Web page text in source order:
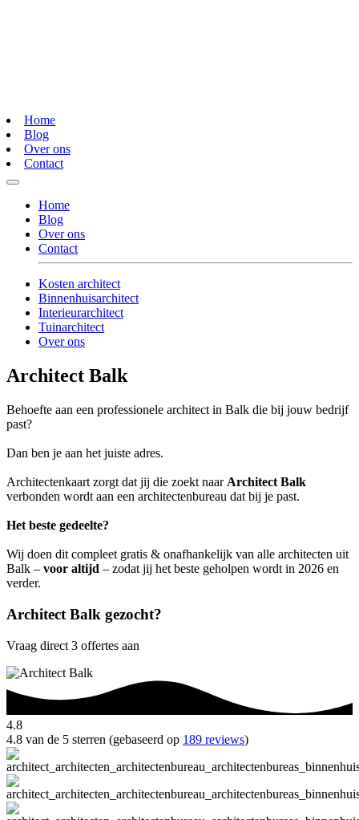
Home
Blog
Over ons
Contact
Home
Blog
Over ons
Contact
Kosten architect
Binnenhuisarchitect
Interieurarchitect
Tuinarchitect
Over ons
Architect Balk
Behoefte aan een professionele architect in Balk die bij jouw bedrijf
past?
Dan ben je aan het juiste adres.
Architectenkaart zorgt dat jij die zoekt naar Architect Balk
verbonden wordt aan een architectenbureau dat bij je past.
Het beste gedeelte?
Wij doen dit compleet gratis & onafhankelijk van alle architecten uit
Balk – voor altijd – zodat jij het beste geholpen wordt in 2026 en
verder.
Architect Balk gezocht?
Vraag direct 3 offertes aan
4.8
4.8 van de 5 sterren (gebaseerd op 189 reviews)